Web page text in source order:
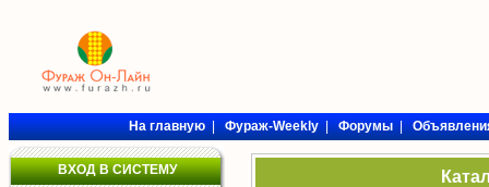
На главную|Фураж-Weekly|Форумы|
ВХОД В СИСТЕМУ